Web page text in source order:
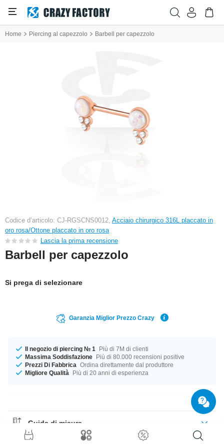
Home Piercing al capezzolo Barbell per capezzolo
Codice d’articolo: CJ-RGSCNS0012, Acciaio chirurgico 316L placcato in
oro rosa/Ottone placcato in oro rosa
Lascia la prima recensione
Barbell per capezzolo
Si prega di selezionare
Garanzia Miglior Prezzo Crazy
Il negozio di piercing № 1
Più di 7M di clienti
Massima Soddisfazione Più di 80.000 recensioni positive
Prezzi Di Fabbrica Ordina direttamente dal produttore
Migliore Qualità
Più di 20 anni di esperienza
Guida di misure